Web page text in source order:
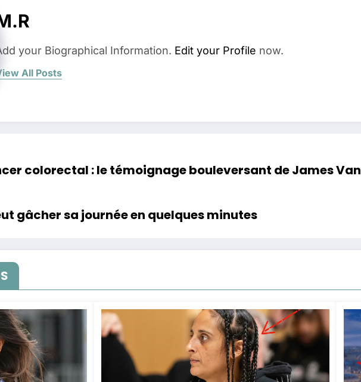
your Biographical Information. Edit your Profile now.
All Posts
colorectal : le témoignage bouleversant de James
gâcher sa journée en quelques minutes